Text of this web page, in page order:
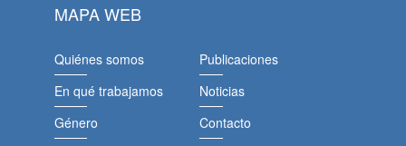
MAPA WEB
Quiénes somos
En qué trabajamos
Género
Publicaciones
Noticias
Contacto